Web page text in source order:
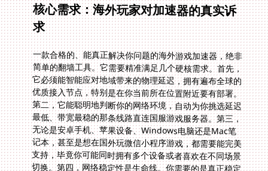
核心需求：海外玩家对加速器的真实诉
求
一款合格的、能真正解决你问题的海外游戏加速器，绝非
简单的翻墙工具。它需要精准满足几个硬核需求。首先，
它必须能智能应对地域带来的物理延迟，拥有遍布全球的
优质接入节点，特别是在你当前所在位置附近要有部署。
第二，它能聪明地判断你的网络环境，自动为你挑选延迟
最低、带宽最稳的那条线路直连国服游戏服务器。第三，
无论是安卓手机、苹果设备、Windows电脑还是Mac笔
记本，甚至是想在国外玩微信小程序游戏，都需要能完美
支持，毕竟你可能同时拥有多个设备或者喜欢在不同场景
切换。第四，网络稳定性是生命线。你需要的是真正稳定
无限流量，告别每月流量焦虑，还要能智能识别不同类型
的流量请求。你只想游戏数据走那条优化的专线，而看视
频、刷网页这种普通流量可以走其他路径，互不影响。第
五，安全绝不能忽视。你的游戏账号、登录信息值得最高
级别的保护，所有数据都需要坚固的加密外壳。最后，当
你在深夜奋战遇到问题，需要能立即找到专业的人帮忙解
决。一个靠谱的售后团队随时待命，才能真正让你玩得无